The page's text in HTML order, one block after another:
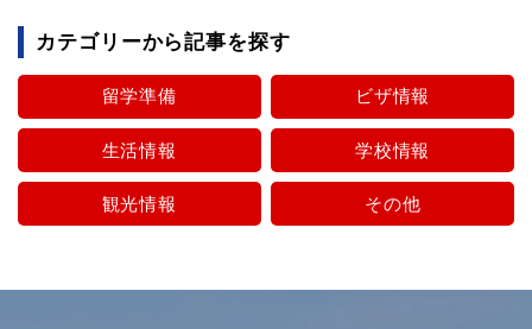
カテゴリーから記事を探す
留学準備 ビザ情報
生活情報 学校情報
観光情報 その他